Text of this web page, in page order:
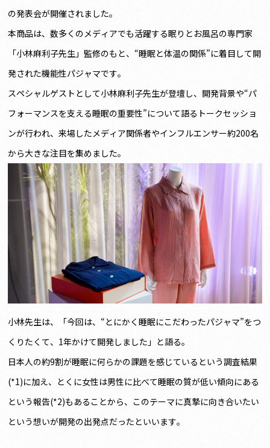
の発表会が開催されました。
本商品は、数多くのメディアでも活躍する眠りとお風呂の専門家
「小林麻利子先生」監修のもと、“睡眠と体温の関係”に着目して開
発された機能性パジャマです。
スペシャルゲストとして小林麻利子先生が登壇し、開発背景や“パ
フォーマンスを支える睡眠の重要性”について語るトークセッショ
ンが行われ、来場したメディア関係者やインフルエンサー約200名
から大きな注目を集めました。
小林先生は、「今回は、“とにかく睡眠にこだわったパジャマ”をつ
くりたくて、1年かけて開発しました」と語る。
日本人の約9割が睡眠に何らかの課題を感じているという調査結果
(*1)に加え、とくに女性は男性に比べて睡眠の質が低い傾向にある
という報告(*2)もあることから、このテーマに真摯に向き合いたい
という想いが開発の出発点だったといいます。